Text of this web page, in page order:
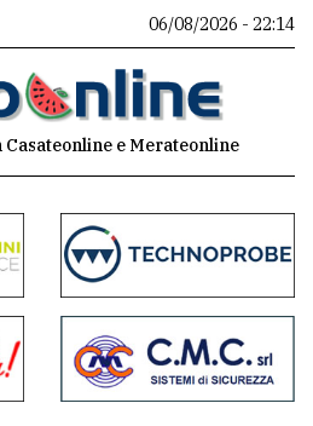
06/08/2026 - 22:14
Casateonline e Merateonline